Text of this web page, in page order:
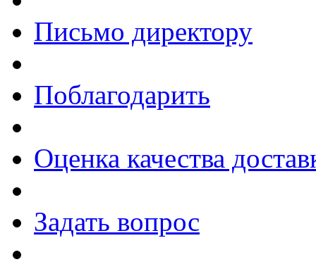
Письмо директору
Поблагодарить
Оценка качества
Задать вопрос